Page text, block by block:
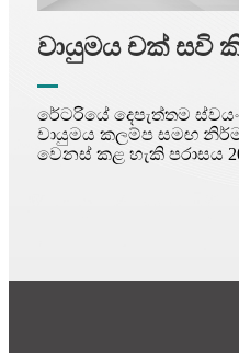
වායුමය චක් සවි
රේටරියේ දෙපැත්තම
වායුමය කලම්ප සමඟ
වෙනස් කළ හැකි පරාසය